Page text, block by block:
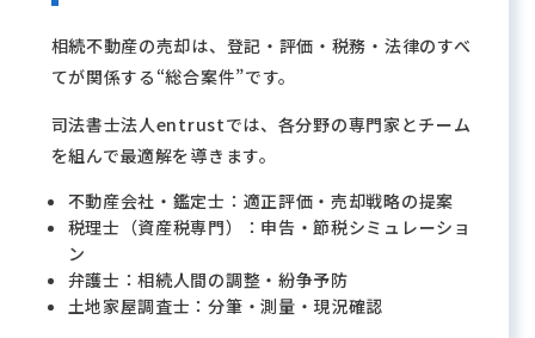
相続不動産の売却は、登記・評価・税務・法律のすべ
てが関係する“総合案件”です。
司法書士法人entrustでは、各分野の専門家とチーム
を組んで最適解を導きます。
不動産会社・鑑定士：適正評価・売却戦略の提案
税理士（資産税専門）：申告・節税シミュレーショ
ン
弁護士：相続人間の調整・紛争予防
土地家屋調査士：分筆・測量・現況確認